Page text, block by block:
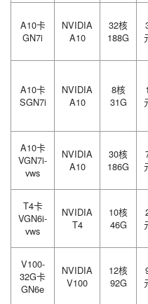
A10卡
GN7i
NVIDIA
A10
32核
188G
A10卡
SGN7i
NVIDIA
A10
8核
31G
A10卡
VGN7i-
vws
NVIDIA
A10
30核
186G
T4卡
VGN6i-
vws
NVIDIA
T4
10核
46G
V100-
32G卡
GN6e
NVIDIA
V100
12核
92G